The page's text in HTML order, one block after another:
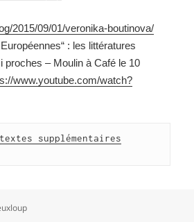
2015/09/01/veronika-boutinova/
: les littératures
proches – Moulin à Café le 10
www.youtube.com/watch?
textes supplémentaires